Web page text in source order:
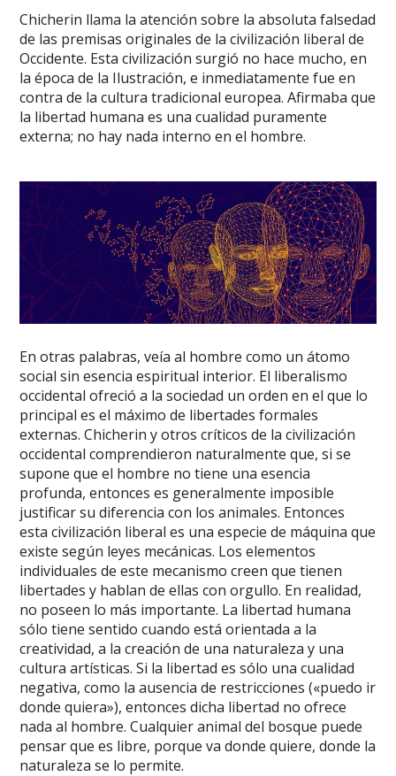
Chicherin llama la atención sobre la absoluta falsedad
de las premisas originales de la civilización liberal de
Occidente. Esta civilización surgió no hace mucho, en
la época de la Ilustración, e inmediatamente fue en
contra de la cultura tradicional europea. Afirmaba que
la libertad humana es una cualidad puramente
externa; no hay nada interno en el hombre.
En otras palabras, veía al hombre como un átomo
social sin esencia espiritual interior. El liberalismo
occidental ofreció a la sociedad un orden en el que lo
principal es el máximo de libertades formales
externas. Chicherin y otros críticos de la civilización
occidental comprendieron naturalmente que, si se
supone que el hombre no tiene una esencia
profunda, entonces es generalmente imposible
justificar su diferencia con los animales. Entonces
esta civilización liberal es una especie de máquina que
existe según leyes mecánicas. Los elementos
individuales de este mecanismo creen que tienen
libertades y hablan de ellas con orgullo. En realidad,
no poseen lo más importante. La libertad humana
sólo tiene sentido cuando está orientada a la
creatividad, a la creación de una naturaleza y una
cultura artísticas. Si la libertad es sólo una cualidad
negativa, como la ausencia de restricciones («puedo ir
donde quiera»), entonces dicha libertad no ofrece
nada al hombre. Cualquier animal del bosque puede
pensar que es libre, porque va donde quiere, donde la
naturaleza se lo permite.